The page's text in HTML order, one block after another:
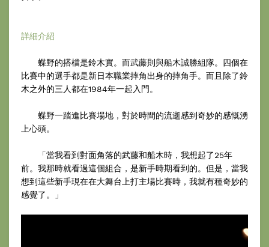
詳細介紹
蝶野的搭檔是鈴木實。而武藤則與船木誠勝組隊。四個在
比賽中的選手都是新日本職業摔角出身的摔角手。而且除了鈴
木之外的三人都在1984年一起入門。
蝶野一踏進比賽場地，對於時間的流逝感到奇妙的感慨湧
上心頭。
「當我看到對面角落的武藤和船木時，我想起了25年
前。我那時就看過這個組合，是新手時期看到的。但是，當我
想到這些新手現在在大舞台上打主場比賽時，我就有種奇妙的
感覺了。」